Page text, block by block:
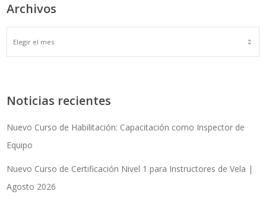
Archivos
ARCHIVOS
Noticias recientes
Nuevo Curso de Habilitación: Capacitación como Inspector de
Equipo
Nuevo Curso de Certificación Nivel 1 para Instructores de Vela |
Agosto 2026